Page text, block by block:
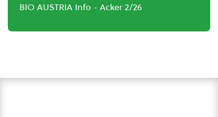
BIO AUSTRIA Info - Acker 2/26